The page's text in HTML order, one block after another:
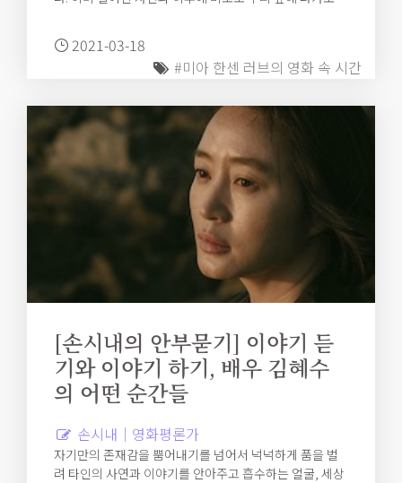
2021-03-18
#미아 한센 러브의 영화 속 시간
[손시내의 안부묻기] 이야기 듣
기와 이야기 하기, 배우 김혜수
의 어떤 순간들
손시내｜영화평론가
자기만의 존재감을 뿜어내기를 넘어서 넉넉하게 품을 벌
려 타인의 사연과 이야기를 안아주고 흡수하는 얼굴, 세상